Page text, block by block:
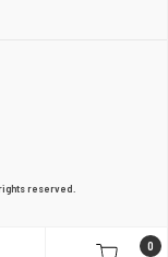
0
rights reserved.